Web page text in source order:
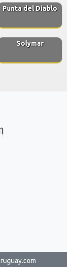
Punta del Diablo
Solymar